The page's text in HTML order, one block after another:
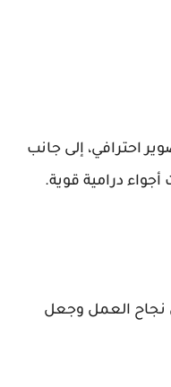
احترافي، إلى جانب
درامية قوية.
نجاح العمل وجعل